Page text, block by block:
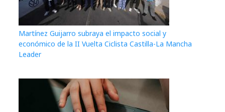
Martínez Guijarro subraya el impacto social y
económico de la II Vuelta Ciclista Castilla-La Mancha
Leader